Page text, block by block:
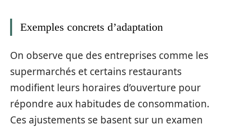
Exemples concrets d’adaptation
On observe que des entreprises comme les
supermarchés et certains restaurants
modifient leurs horaires d’ouverture pour
répondre aux habitudes de consommation.
Ces ajustements se basent sur un examen